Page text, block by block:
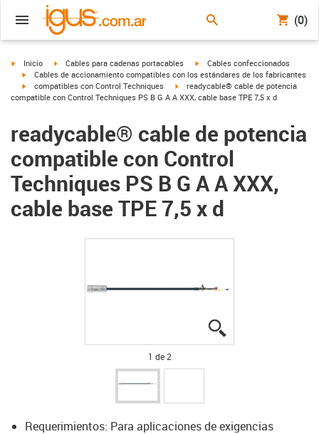
(0)
igus-icon-arrow-right
Inicio igus-icon-arrow-right
Cables para cadenas portacables igus-icon-arrow-right
Cables confeccionados
igus-icon-arrow-right
Cables de accionamiento compatibles con los estándares de los fabricantes
igus-icon-arrow-right
compatibles con Control Techniques igus-icon-arrow-right
readycable® cable de potencia
compatible con Control Techniques PS B G A A XXX, cable base TPE 7,5 x d
readycable® cable de potencia
compatible con Control
Techniques PS B G A A XXX,
cable base TPE 7,5 x d
1 de 2
Requerimientos: Para aplicaciones de exigencias